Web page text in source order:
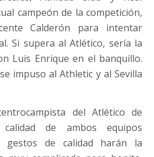
campeón de la competición,
Calderón para intentar
Si supera al Atlético, sería la
Luis Enrique en el banquillo.
impuso al Athletic y al Sevilla
del Atlético de
de ambos equipos
gestos de calidad harán la